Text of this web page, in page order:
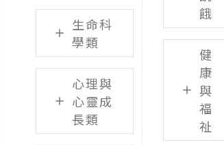
生命科
學類
心理與
心靈成
長類
餓
健
康
與
福
祉